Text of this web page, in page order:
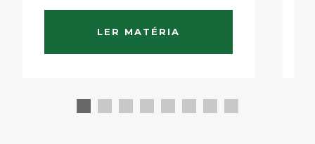
por projetos e premiações por
LER MATÉRIA